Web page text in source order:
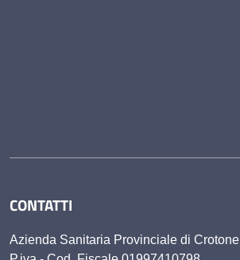
CONTATTI
Azienda Sanitaria Provinciale di Crotone